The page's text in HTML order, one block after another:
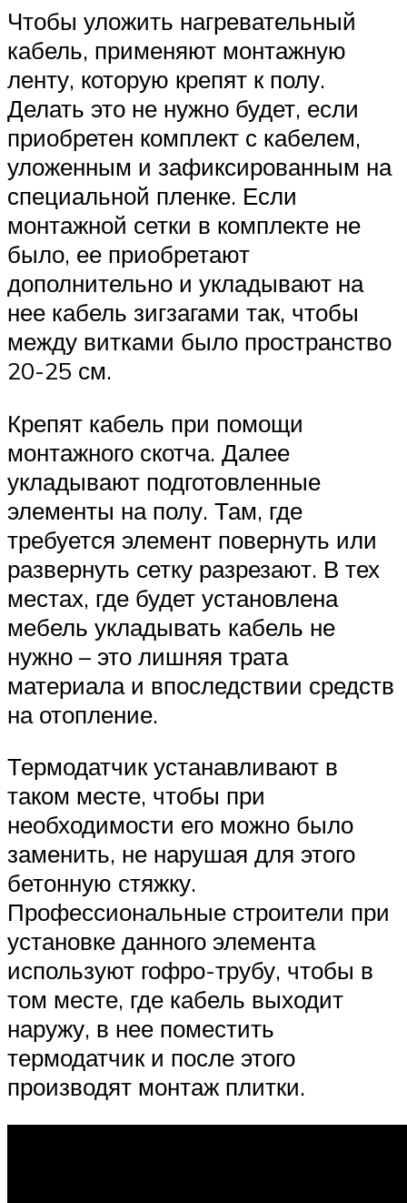
Чтобы уложить нагревательный
кабель, применяют монтажную
ленту, которую крепят к полу.
Делать это не нужно будет, если
приобретен комплект с кабелем,
уложенным и зафиксированным на
специальной пленке. Если
монтажной сетки в комплекте не
было, ее приобретают
дополнительно и укладывают на
нее кабель зигзагами так, чтобы
между витками было пространство
20-25 см.
Крепят кабель при помощи
монтажного скотча. Далее
укладывают подготовленные
элементы на полу. Там, где
требуется элемент повернуть или
развернуть сетку разрезают. В тех
местах, где будет установлена
мебель укладывать кабель не
нужно – это лишняя трата
материала и впоследствии средств
на отопление.
Термодатчик устанавливают в
таком месте, чтобы при
необходимости его можно было
заменить, не нарушая для этого
бетонную стяжку.
Профессиональные строители при
установке данного элемента
используют гофро-трубу, чтобы в
том месте, где кабель выходит
наружу, в нее поместить
термодатчик и после этого
производят монтаж плитки.